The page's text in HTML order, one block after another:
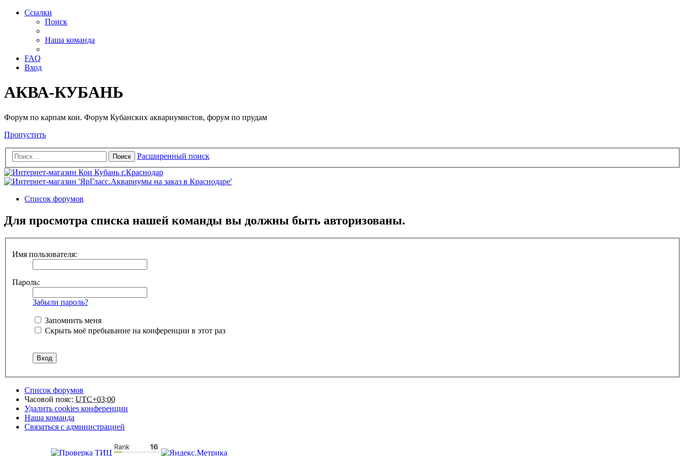
Ссылки
Поиск
Наша команда
FAQ
Вход
АКВА-КУБАНЬ
Форум по карпам кои. Форум Кубанских аквариумистов, форум по прудам
Пропустить
Поиск Расширенный поиск
Список форумов
Для просмотра списка нашей команды вы должны быть авторизованы.
Имя пользователя:
Пароль:
Забыли пароль?
Запомнить меня
Скрыть моё пребывание на конференции в этот раз
Список форумов
Часовой пояс: UTC+03:00
Удалить cookies конференции
Наша команда
Связаться с администрацией